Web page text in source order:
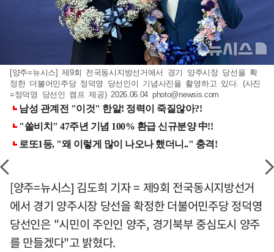
[양주=뉴시스] 제9회 전국동시지방선거에서 경기 양주시장 당선을 확
정한 더불어민주당 정덕영 당선인이 기념사진을 촬영하고 있다. (사진
=정덕영 당선인 캠프 제공) 2026.06.04 photo@newsis.com
[양주=뉴시스] 김도희 기자 = 제9회 전국동시지방선거
에서 경기 양주시장 당선을 확정한 더불어민주당 정덕영
당선인은 "시민이 주인인 양주, 경기북부 중심도시 양주
를 만들겠다"고 밝혔다.